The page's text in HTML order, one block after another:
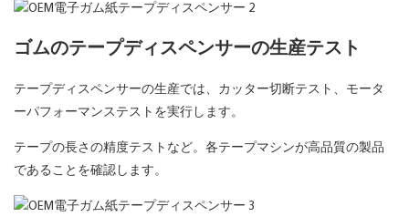
ゴムのテープディスペンサーの生産テスト
テープディスペンサーの生産では、カッター切断テスト、モータ
ーパフォーマンステストを実行します。
テープの長さの精度テストなど。各テープマシンが高品質の製品
であることを確認します。